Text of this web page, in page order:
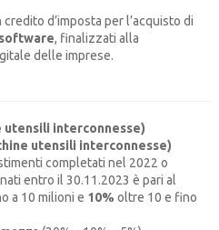
d’imposta per l’acquisto di
software, finalizzati alla
delle imprese.
utensili interconnesse)
utensili interconnesse)
completati nel 2022 o
entro il 30.11.2023 è pari al
a 10 milioni e 10% oltre 10 e fino